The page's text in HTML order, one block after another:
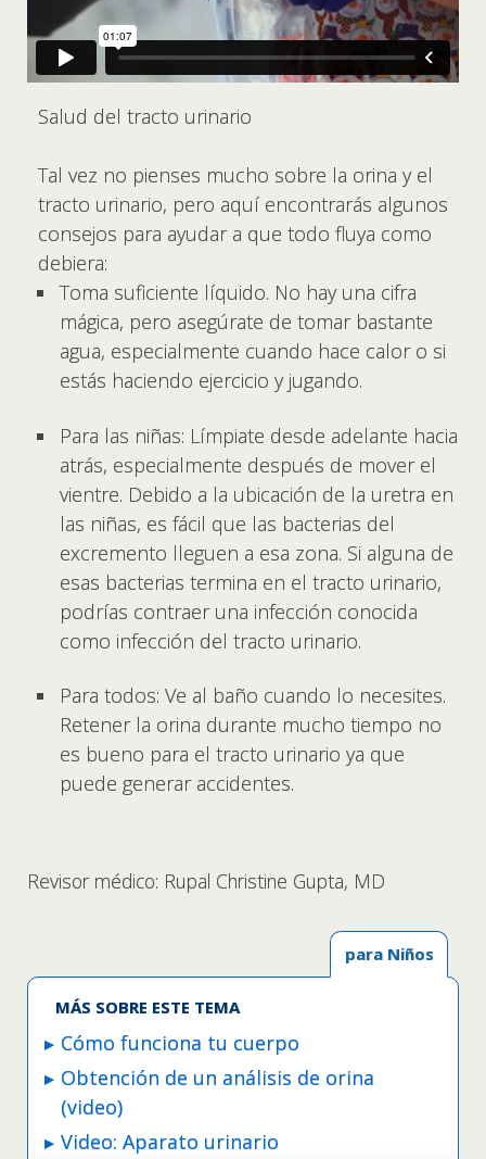
Salud del tracto urinario
Tal vez no pienses mucho sobre la orina y el
tracto urinario, pero aquí encontrarás algunos
consejos para ayudar a que todo fluya como
debiera:
Toma suficiente líquido. No hay una cifra
mágica, pero asegúrate de tomar bastante
agua, especialmente cuando hace calor o si
estás haciendo ejercicio y jugando.
Para las niñas: Límpiate desde adelante hacia
atrás, especialmente después de mover el
vientre. Debido a la ubicación de la uretra en
las niñas, es fácil que las bacterias del
excremento lleguen a esa zona. Si alguna de
esas bacterias termina en el tracto urinario,
podrías contraer una infección conocida
como infección del tracto urinario.
Para todos: Ve al baño cuando lo necesites.
Retener la orina durante mucho tiempo no
es bueno para el tracto urinario ya que
puede generar accidentes.
Revisor médico: Rupal Christine Gupta, MD
para Niños
MÁS SOBRE ESTE TEMA
Cómo funciona tu cuerpo
Obtención de un análisis de orina
(video)
Video: Aparato urinario